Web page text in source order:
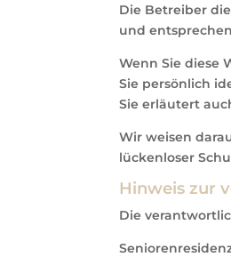
Die Betreiber
und
Wenn Sie diese
Sie persönlich
Sie erläutert
Wir weisen
lückenloser
Hinweis zur
Die